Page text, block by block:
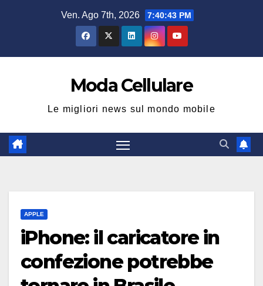
Ven. Ago 7th, 2026 7:40:44 PM
Moda Cellulare
Le migliori news sul mondo mobile
APPLE
iPhone: il caricatore in
confezione potrebbe